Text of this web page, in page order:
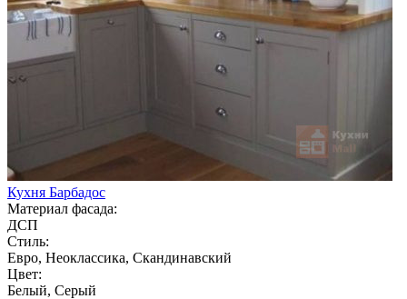
Кухня Барбадос
Материал фасада:
ДСП
Стиль:
Евро, Неоклассика, Скандинавский
Цвет:
Белый, Серый